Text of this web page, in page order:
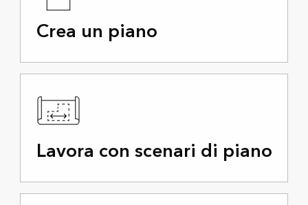
Crea un piano
Lavora con scenari di piano